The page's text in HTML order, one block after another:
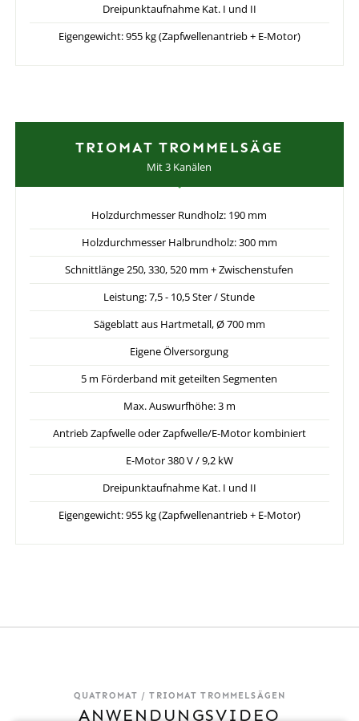
Dreipunktaufnahme Kat. I und II
Eigengewicht: 955 kg (Zapfwellenantrieb + E-Motor)
TRIOMAT TROMMELSÄGE
Mit 3 Kanälen
Holzdurchmesser Rundholz: 190 mm
Holzdurchmesser Halbrundholz: 300 mm
Schnittlänge 250, 330, 520 mm + Zwischenstufen
Leistung: 7,5 - 10,5 Ster / Stunde
Sägeblatt aus Hartmetall, Ø 700 mm
Eigene Ölversorgung
5 m Förderband mit geteilten Segmenten
Max. Auswurfhöhe: 3 m
Antrieb Zapfwelle oder Zapfwelle/E-Motor kombiniert
E-Motor 380 V / 9,2 kW
Dreipunktaufnahme Kat. I und II
Eigengewicht: 955 kg (Zapfwellenantrieb + E-Motor)
QUATROMAT / TRIOMAT TROMMELSÄGEN
ANWENDUNGSVIDEO